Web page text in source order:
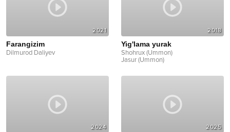
2021
Farangizim
Dilmurod Daliyev
2018
Yig'lama yurak
Shohrux (Ummon)
Jasur (Ummon)
2024 2025